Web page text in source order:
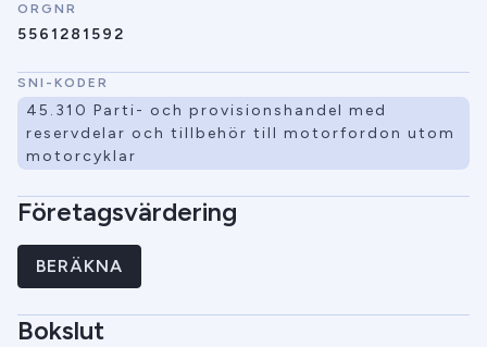
ORGNR
5561281592
SNI-KODER
45.310 Parti- och provisionshandel med
reservdelar och tillbehör till motorfordon utom
motorcyklar
Företagsvärdering
BERÄKNA
Bokslut